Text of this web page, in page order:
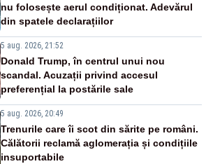
nu folosește aerul condiționat. Adevărul
din spatele declarațiilor
5 aug. 2026, 21:52
Donald Trump, în centrul unui nou
scandal. Acuzații privind accesul
preferențial la postările sale
5 aug. 2026, 20:49
Trenurile care îi scot din sărite pe români.
Călătorii reclamă aglomerația și condițiile
insuportabile